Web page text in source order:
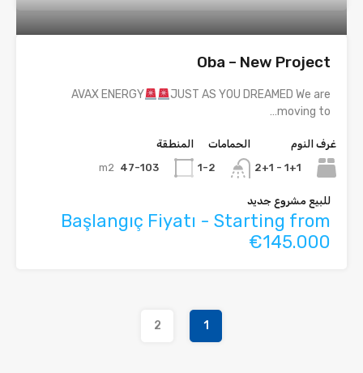
Oba – New Project
AVAX ENERGY
JUST AS YOU DREAMED We are
moving to…
غرف النوم
1+1 - 2+1
الحمامات
1-2
المنطقة
47-103
m2
للبيع مشروع جديد
Başlangıç Fiyatı - Starting from
€145.000
1
2